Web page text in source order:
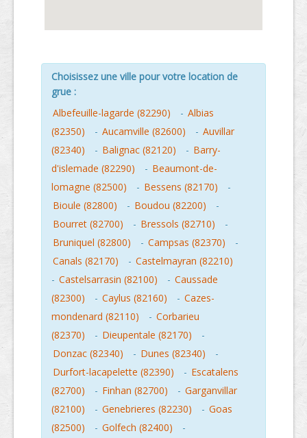
Choisissez une ville pour votre location de
grue :
Albefeuille-lagarde (82290)
- Albias
(82350)
- Aucamville (82600) - Auvillar
(82340)
- Balignac (82120) - Barry-
d'islemade (82290)
- Beaumont-de-
lomagne (82500)
- Bessens (82170)
-
Bioule (82800)
- Boudou (82200)
-
Bourret (82700)
- Bressols (82710)
-
Bruniquel (82800)
- Campsas (82370)
-
Canals (82170)
- Castelmayran (82210)
- Castelsarrasin (82100) - Caussade
(82300)
- Caylus (82160) - Cazes-
mondenard (82110)
- Corbarieu
(82370)
- Dieupentale (82170)
-
Donzac (82340)
- Dunes (82340)
-
Durfort-lacapelette (82390)
- Escatalens
(82700)
- Finhan (82700) - Garganvillar
(82100)
- Genebrieres (82230) - Goas
(82500)
- Golfech (82400)
-